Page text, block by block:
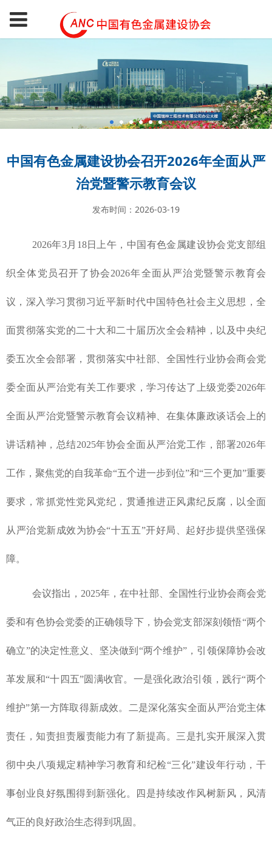
中国有色金属建设协会召开2026年全面从严
治党暨警示教育会议
发布时间：2026-03-19
2026年3月18日上午，中国有色金属建设协会党支部组
织全体党员召开了协会2026年全面从严治党暨警示教育会
议，深入学习贯彻习近平新时代中国特色社会主义思想，全
面贯彻落实党的二十大和二十届历次全会精神，以及中央纪
委五次全会部署，贯彻落实中社部、全国性行业协会商会党
委全面从严治党有关工作要求，学习传达了上级党委2026年
全面从严治党暨警示教育会议精神、在集体廉政谈话会上的
讲话精神，总结2025年协会全面从严治党工作，部署2026年
工作，聚焦党的自我革命“五个进一步到位”和“三个更加”重要
要求，常抓党性党风党纪，贯通推进正风肃纪反腐，以全面
从严治党新成效为协会“十五五”开好局、起好步提供坚强保
障。
会议指出，2025年，在中社部、全国性行业协会商会党
委和有色协会党委的正确领导下，协会党支部深刻领悟“两个
确立”的决定性意义、坚决做到“两个维护”，引领保障协会改
革发展和“十四五”圆满收官。 一是强化政治引领，践行“两个
维护”第一方阵取得新成效。二是深化落实全面从严治党主体
责任，知责担责履责能力有了新提高。三是扎实开展深入贯
彻中央八项规定精神学习教育和纪检“三化”建设年行动，干
事创业良好氛围得到新强化。四是持续改作风树新风，风清
气正的良好政治生态得到巩固。